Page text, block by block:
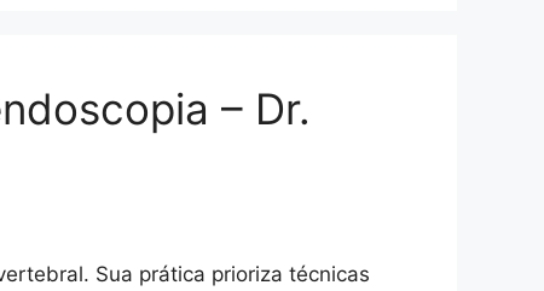
– Dr.
Sua prática prioriza técnicas